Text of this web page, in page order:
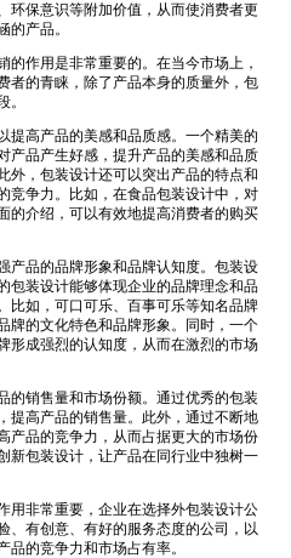
环保意识等附加价值，从而使消费者更
的产品。
作用是非常重要的。在当今市场上，
者的青睐，除了产品本身的质量外，包
。
高产品的美感和品质感。一个精美的
产品产生好感，提升产品的美感和品质
外，包装设计还可以突出产品的特点和
竞争力。比如，在食品包装设计中，对
的介绍，可以有效地提高消费者的购买
品的品牌形象和品牌认知度。包装设
包装设计能够体现企业的品牌理念和品
比如，可口可乐、百事可乐等知名品牌
牌的文化特色和品牌形象。同时，一个
形成强烈的认知度，从而在激烈的市场
销售量和市场份额。通过优秀的包装
提高产品的销售量。此外，通过不断地
产品的竞争力，从而占据更大的市场份
新包装设计，让产品在同行业中独树一
非常重要，企业在选择外包装设计公
、有创意、有好的服务态度的公司，以
品的竞争力和市场占有率。